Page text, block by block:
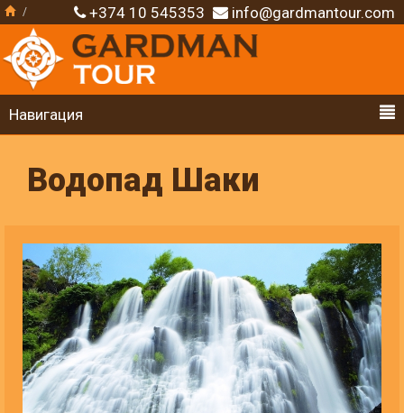
+374 10 545353 info@gardmantour.com
Навигация
Водопад Шаки